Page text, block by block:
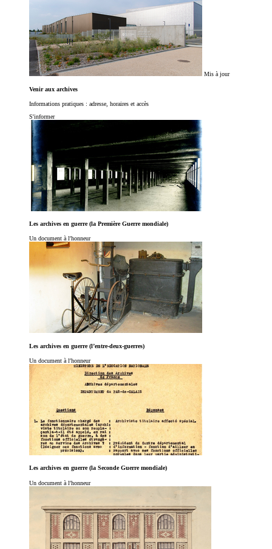
Mis à jour
Venir aux archives
Informations pratiques : adresse, horaires et accès
S'informer
Les archives en guerre (la Première Guerre mondiale)
Un document à l'honneur
Les archives en guerre (l’entre-deux-guerres)
Un document à l'honneur
Les archives en guerre (la Seconde Guerre mondiale)
Un document à l'honneur